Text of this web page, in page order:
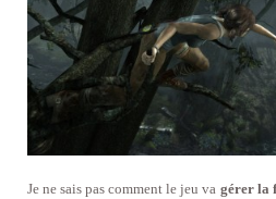
Je ne sais pas comment le jeu va gérer la